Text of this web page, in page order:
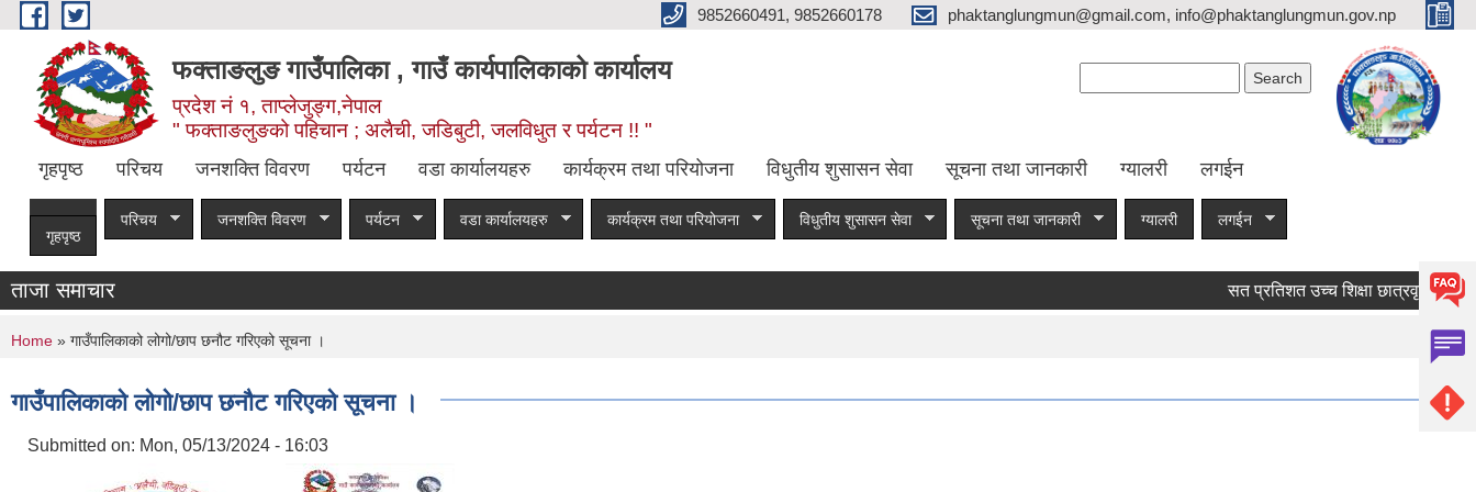
Skip to main content 9852660491, 9852660178 phaktanglungmun@gmail.com, info@phaktanglungmun.gov.np
फक्ताङलुङ गाउँपालिका , गाउँ कार्यपालिकाको कार्यालय
प्रदेश नं १, ताप्लेजुङ्ग,नेपाल
" फक्ताङलुङको पहिचान ; अलैची, जडिबुटी, जलविधुत र पर्यटन !! "
गृहपृष्ठ परिचय जनशक्ति विवरण पर्यटन वडा कार्यालयहरु कार्यक्रम तथा परियोजना विधुतीय शुसासन सेवा सूचना तथा जानकारी ग्यालरी लगईन
गृहपृष्ठ
परिचय जनशक्ति विवरण पर्यटन वडा कार्यालयहरु कार्यक्रम तथा परियोजना विधुतीय शुसासन सेवा सूचना तथा जानकारी ग्यालरी लगईन
ताजा समाचार सत प्रतिशत उच्च शिक्षा छात्रवृती रकम
You are here
Home » गाउँपालिकाको लोगो/छाप छनौट गरिएको सूचना ।
गाउँपालिकाको लोगो/छाप छनौट गरिएको सूचना ।
Submitted on: Mon, 05/13/2024 - 16:03